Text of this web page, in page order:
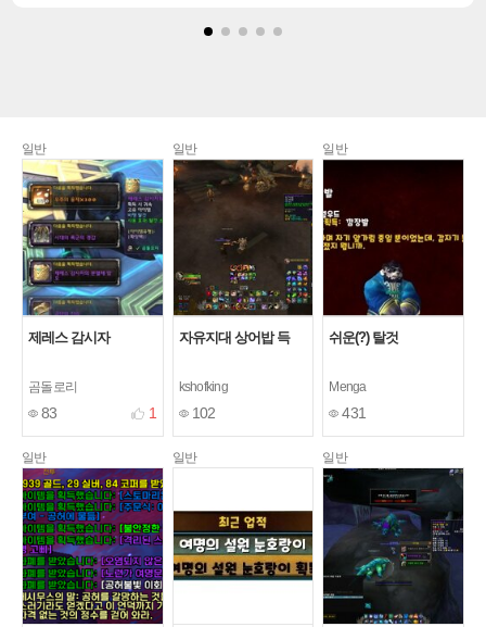
일반
제레스 감시자
곰돌로리
83 1
일반
자유지대 상어밥 득
kshofking
102
일반
쉬운(?) 탈것
Menga
431
일반 일반 일반